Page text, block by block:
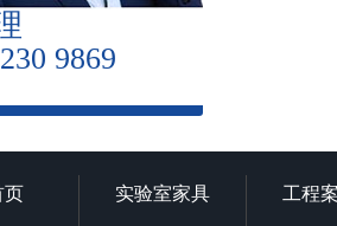
9869
页 实验室家具 工程